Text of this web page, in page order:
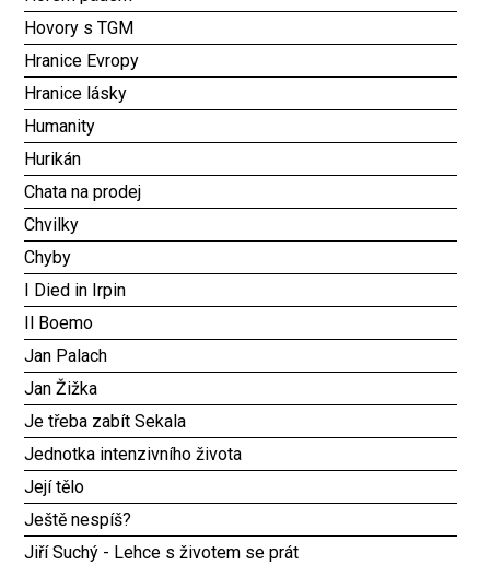
Hovory s TGM
Hranice Evropy
Hranice lásky
Humanity
Hurikán
Chata na prodej
Chvilky
Chyby
I Died in Irpin
Il Boemo
Jan Palach
Jan Žižka
Je třeba zabít Sekala
Jednotka intenzivního života
Její tělo
Ještě nespíš?
Jiří Suchý - Lehce s životem se prát